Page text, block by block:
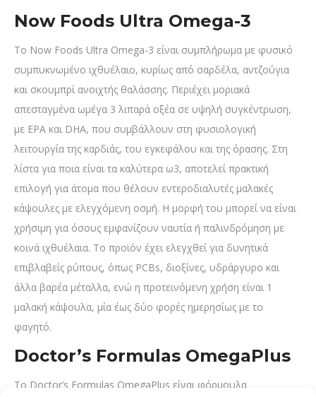
Now Foods Ultra Omega-3
Το Now Foods Ultra Omega-3 είναι συμπλήρωμα με φυσικό
συμπυκνωμένο ιχθυέλαιο, κυρίως από σαρδέλα, αντζούγια
και σκουμπρί ανοιχτής θαλάσσης. Περιέχει μοριακά
απεσταγμένα ωμέγα 3 λιπαρά οξέα σε υψηλή συγκέντρωση,
με EPA και DHA, που συμβάλλουν στη φυσιολογική
λειτουργία της καρδιάς, του εγκεφάλου και της όρασης. Στη
λίστα για ποια είναι τα καλύτερα ω3, αποτελεί πρακτική
επιλογή για άτομα που θέλουν εντεροδιαλυτές μαλακές
κάψουλες με ελεγχόμενη οσμή. Η μορφή του μπορεί να είναι
χρήσιμη για όσους εμφανίζουν ναυτία ή παλινδρόμηση με
κοινά ιχθυέλαια. Το προϊόν έχει ελεγχθεί για δυνητικά
επιβλαβείς ρύπους, όπως PCBs, διοξίνες, υδράργυρο και
άλλα βαρέα μέταλλα, ενώ η προτεινόμενη χρήση είναι 1
μαλακή κάψουλα, μία έως δύο φορές ημερησίως με το
φαγητό.
Doctor’s Formulas OmegaPlus
Το Doctor’s Formulas OmegaPlus είναι φόρμουλα